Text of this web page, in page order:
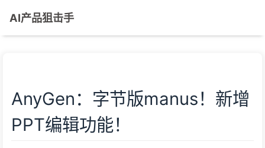
AI产品狙击手
AnyGen：字节版manus！新增
PPT编辑功能！